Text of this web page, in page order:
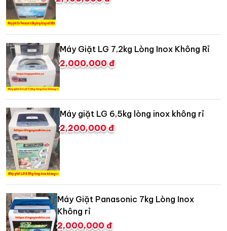
Máy Giặt LG 7,2kg Lòng Inox Không Rỉ
2,000,000 đ
Máy giặt LG 6,5kg lòng inox không rỉ
2,200,000 đ
Máy Giặt Panasonic 7kg Lòng Inox
Không rỉ
2,000,000 đ